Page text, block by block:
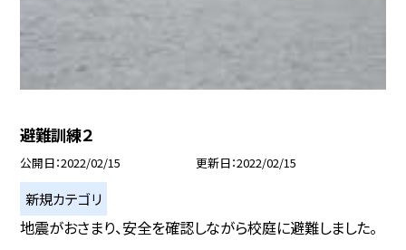
避難訓練２
公開日 2022/02/15 更新日 2022/02/15
新規カテゴリ
地震がおさまり、安全を確認しながら校庭に避難しました。